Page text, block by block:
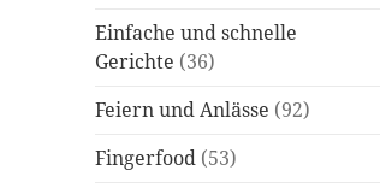
Einfache und schnelle
Gerichte (36)
Feiern und Anlässe (92)
Fingerfood (53)